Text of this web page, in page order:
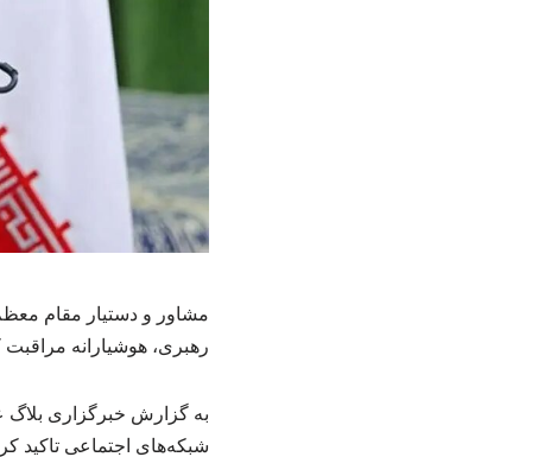
مشاور و دستیار مقام
رهبری، هوشیارانه مراقبت
به گزارش خبرگزاری بلاگ
شبکه‌های اجتماعی تاکید